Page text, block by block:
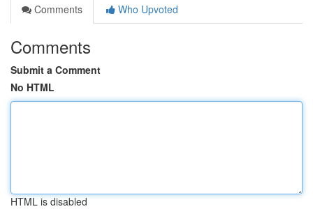
Comments
Who Upvoted
Comments
Submit a Comment
No HTML
HTML is disabled